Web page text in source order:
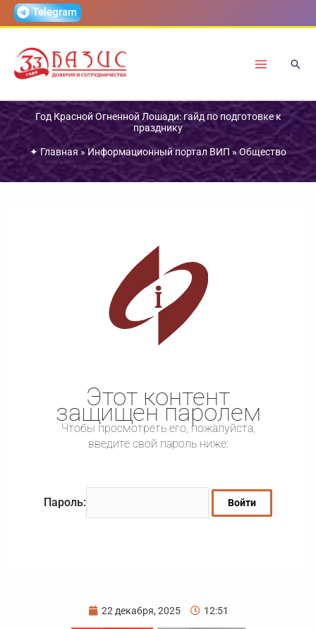
ПерейтиTelegram
Год Красной Огненной Лошади: гайд по подготовке к
празднику
✦ Главная»Информационный портал ВИП»Общество
Этот контент
защищен паролем
Чтобы просмотреть его, пожалуйста,
введите свой пароль ниже:
Пароль:
22 декабря, 2025 12:51